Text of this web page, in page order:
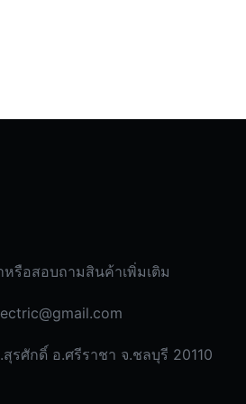
หรือสอบถามสินค้าเพิ่มเติม
รศักดิ์ อ.ศรีราชา จ.ชลบุรี 20110